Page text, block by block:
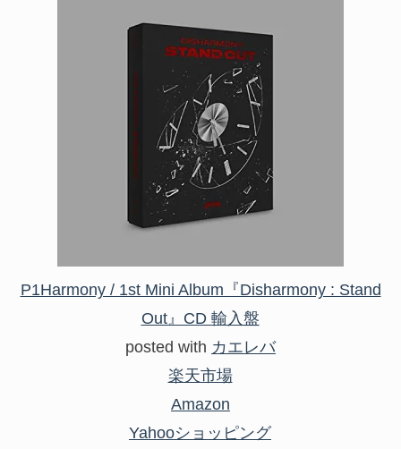
P1Harmony / 1st Mini Album『Disharmony : Stand
Out』CD 輸入盤
posted with カエレバ
楽天市場
Amazon
Yahooショッピング